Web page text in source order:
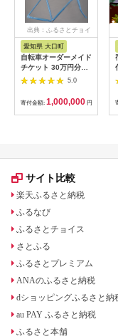
出典：ふるさとチョイ
愛知県 大口町
自転車オーダーメイド
チケット 30万円分
【1360365】
5.0
寄付金額: 1,000,000 円
サイト比較
楽天ふるさと納税
ふるなび
ふるさとチョイス
さとふる
ふるさとプレミアム
ANAのふるさと納税
dショッピングふるさと納
au PAY ふるさと納税
ふるさと本舗